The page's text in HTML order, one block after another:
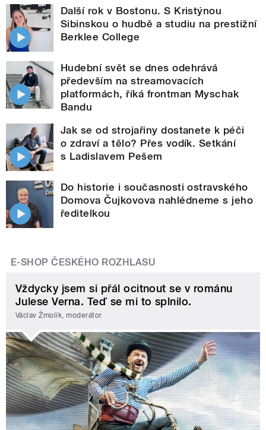
Další rok v Bostonu. S Kristýnou
Sibinskou o hudbě a studiu na prestižní
Berklee College
Hudební svět se dnes odehrává
především na streamovacích
platformách, říká frontman Myschak
Bandu
Jak se od strojařiny dostanete k péči
o zdraví a tělo? Přes vodík. Setkání
s Ladislavem Pešem
Do historie i současnosti ostravského
Domova Čujkovova nahlédneme s jeho
ředitelkou
E-SHOP ČESKÉHO ROZHLASU
Vždycky jsem si přál ocitnout se v románu
Julese Verna. Teď se mi to splnilo.
Václav Žmolík, moderátor